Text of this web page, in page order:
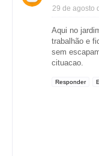
29 de agosto
Aqui no
trabalhão e
sem
cituacao.
Responder